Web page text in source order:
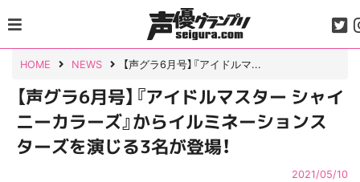
to
content
HOME NEWS 【声グラ6月号】『アイドルマ...
【声グラ6月号】『アイドルマスター シャイ
ニーカラーズ』からイルミネーションス
ターズを演じる3名が登場！
2021/05/10